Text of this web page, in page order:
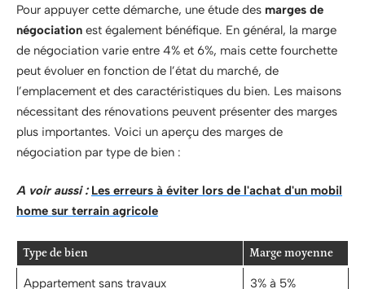
Pour appuyer cette démarche, une étude des marges de
négociation est également bénéfique. En général, la marge
de négociation varie entre 4% et 6%, mais cette fourchette
peut évoluer en fonction de l’état du marché, de
l’emplacement et des caractéristiques du bien. Les maisons
nécessitant des rénovations peuvent présenter des marges
plus importantes. Voici un aperçu des marges de
négociation par type de bien :
A voir aussi : Les erreurs à éviter lors de l'achat d'un mobil
home sur terrain agricole
Type de bien Marge moyenne
Appartement sans travaux 3% à 5%